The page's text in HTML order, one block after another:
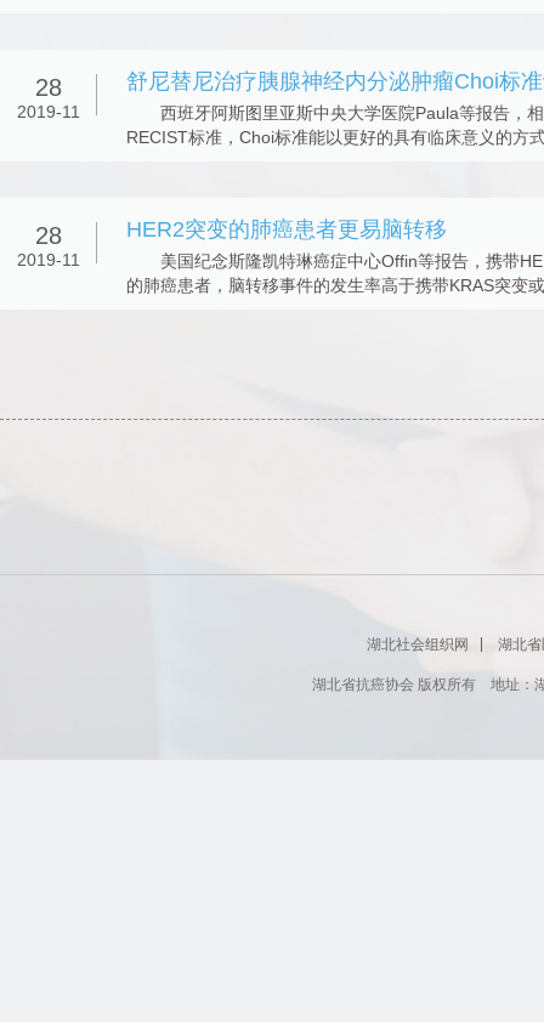
28
2019-11
西班牙阿斯图里亚斯中央大学医院Paula等报告，
RECIST标准，Choi标准能以更好的具有临床意义的方
28
2019-11
HER2突变的肺癌患者更易脑转移
美国纪念斯隆凯特琳癌症中心Offin等报告，携带
的肺癌患者，脑转移事件的发生率高于携带KRAS突变
湖北社会组织网 湖北
湖北省抗癌协会 版权所有 地址：